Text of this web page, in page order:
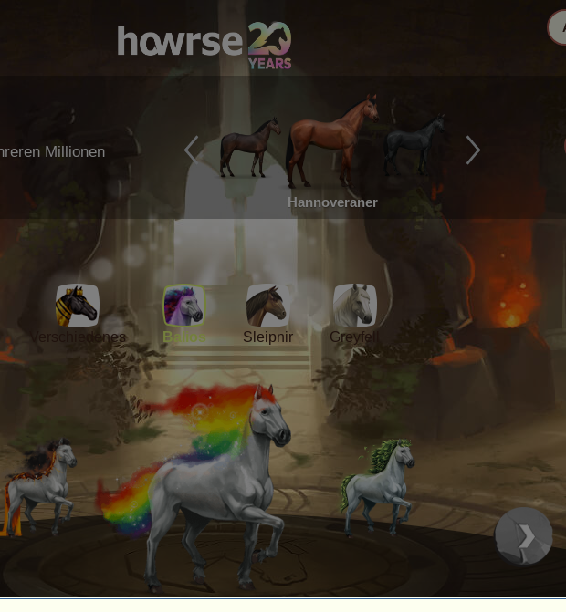
Millionen
Hannoveraner
Verschiedenes Balios Sleipnir Greyfell